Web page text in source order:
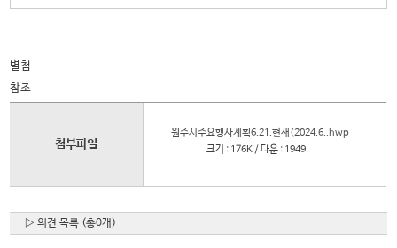
별첨
참조
첨부파일
원주시주요행사계획6.21.현재(2024.6..hwp
크기 : 176K / 다운 : 1949
▷ 의견 목록 (총0개)